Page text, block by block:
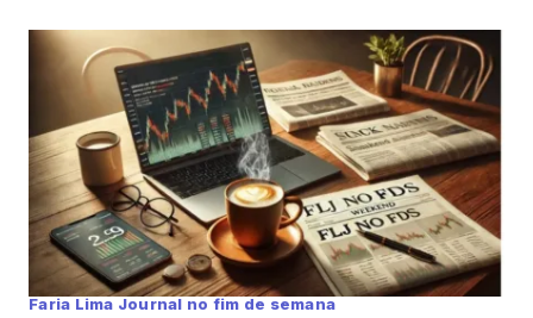
algum tempo no sábado e domingo para leituras mais
aprofundadas de boas histórias e materiais informativos.
Empresas que acumulam bitcoin […]
Faria Lima Journal no fim de semana